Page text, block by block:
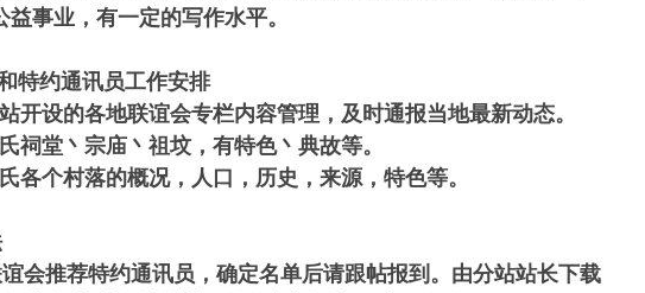
事业，有一定的写作水平。
特约通讯员工作安排
开设的各地联谊会专栏内容管理，及时通报当地最新动态。
祠堂丶宗庙丶祖坟，有特色丶典故等。
各个村落的概况，人口，历史，来源，特色等。
会推荐特约通讯员，确定名单后请跟帖报到。由分站站长下载